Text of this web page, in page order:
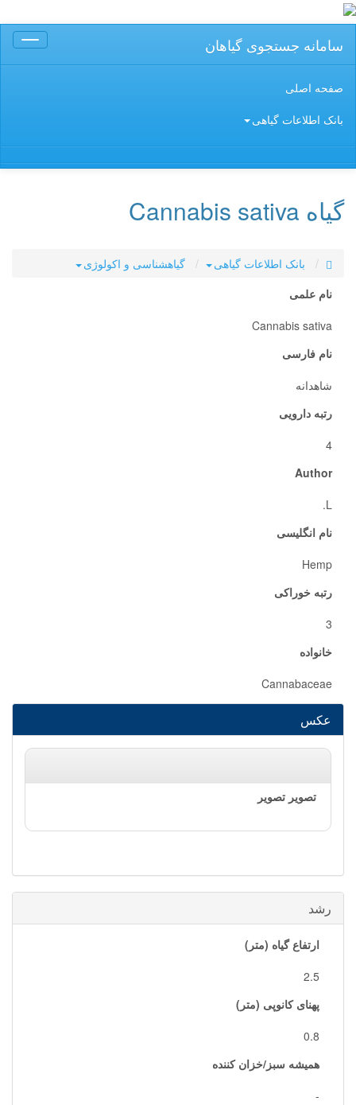
سامانه جستجوی گیاهان
صفحه اصلی
بانک اطلاعات گیاهی
گیاه Cannabis sativa
بانک اطلاعات گیاهی
گیاهشناسی و اکولوژی
نام علمی
Cannabis sativa
نام فارسی
شاهدانه
رتبه دارویی
4
Author
L.
نام انگلیسی
Hemp
رتبه خوراکی
3
خانواده
Cannabaceae
عکس
رشد
ارتفاع گیاه (متر)
2.5
پهنای کانوپی (متر)
0.8
همیشه سبز/خزان کننده
-